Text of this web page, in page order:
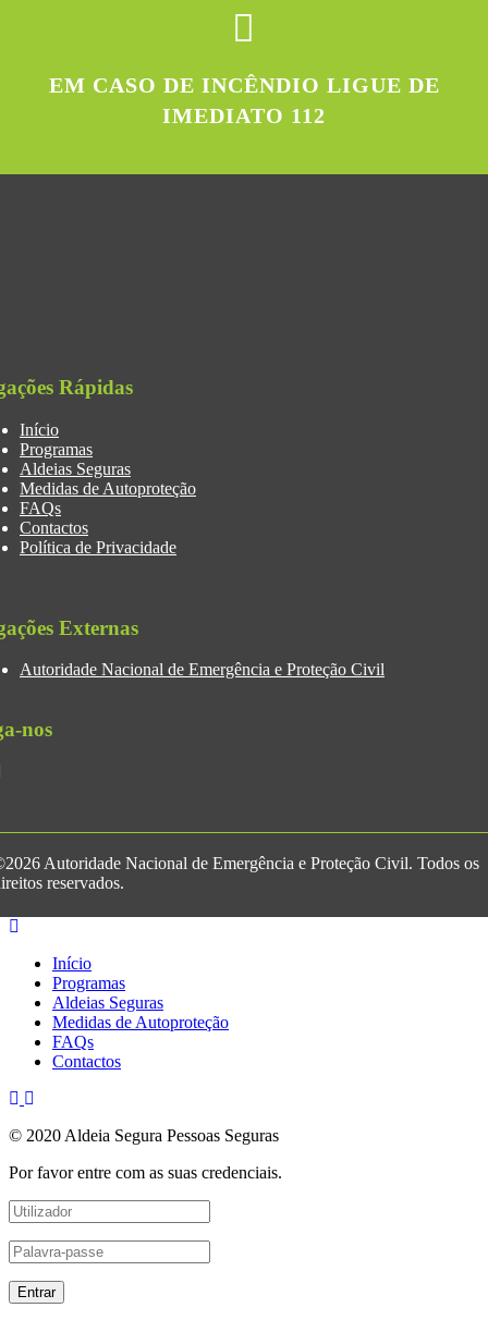
EM CASO DE INCÊNDIO LIGUE DE
IMEDIATO 112
Rápidas
Início
Programas
Aldeias Seguras
Medidas de Autoproteção
FAQs
Contactos
Política de Privacidade
Externas
Autoridade Nacional de Emergência e Proteção Civil
nos
Autoridade Nacional de Emergência e Proteção Civil. Todos os
reservados.
Início
Programas
Aldeias Seguras
Medidas de Autoproteção
FAQs
Contactos
© 2020 Aldeia Segura Pessoas Seguras
Por favor entre com as suas credenciais.